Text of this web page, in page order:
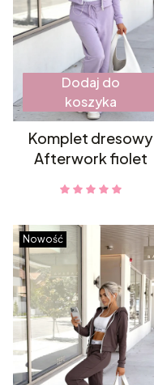
Dodaj do
koszyka
Komplet dresowy
Afterwork fiolet
Nowość